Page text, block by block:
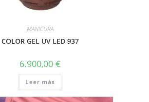
MANICURA
COLOR GEL UV LED 937
6.900,00 €
Leer más